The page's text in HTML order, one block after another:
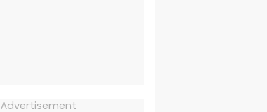
Advertisement